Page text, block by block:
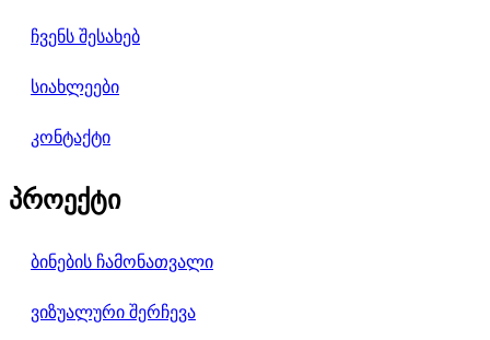
ჩვენს შესახებ
სიახლეები
კონტაქტი
პროექტი
ბინების ჩამონათვალი
ვიზუალური შერჩევა